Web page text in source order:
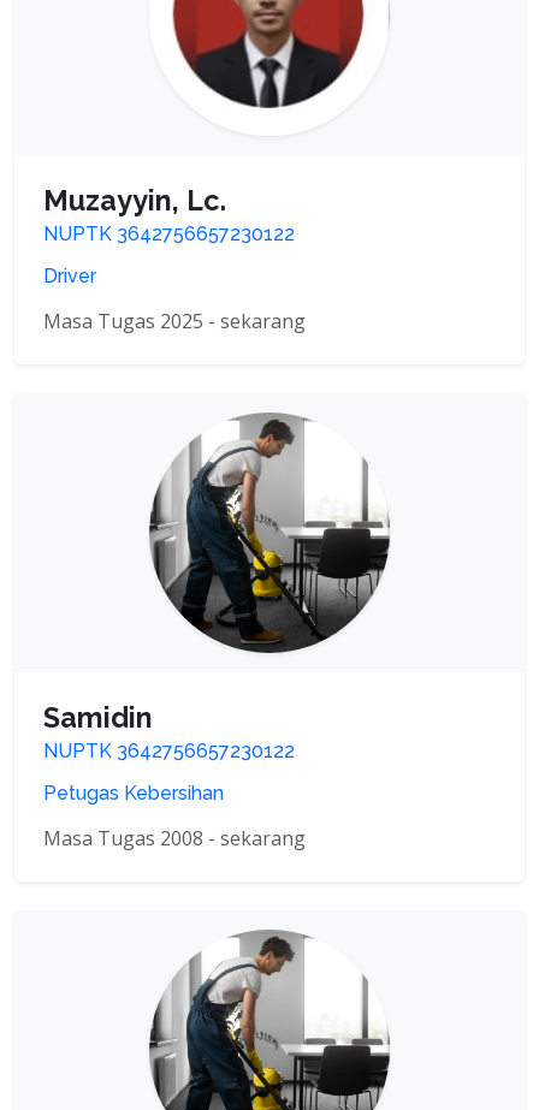
Muzayyin, Lc.
NUPTK 3642756657230122
Driver
Masa Tugas 2025 - sekarang
Samidin
NUPTK 3642756657230122
Petugas Kebersihan
Masa Tugas 2008 - sekarang